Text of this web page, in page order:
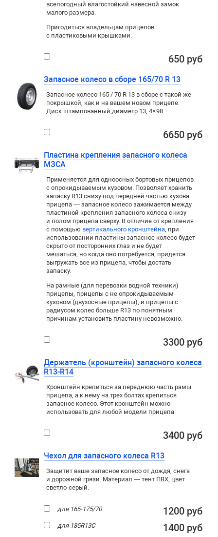
всепогодный влагостойкий навесной замок
малого размера.
Пригодиться владельцам прицепов
с пластиковыми крышками.
650 руб
Запасное колесо в сборе 165/70 R 13
Запасное колесо 165 / 70 R 13 в сборе с такой же
покрышкой,как и на вашем новом прицепе.
Диск штампованный,диаметр 13, 4×98.
6650 руб
Пластина крепления запасного колеса
МЗСА
Применяется для одноосных бортовых прицепов
с опрокидываемым кузовом. Позволяет хранить
запаску R13 снизу под передней частью кузова
прицепа — запасное колесо зажимается между
пластиной крепления запасного колеса снизу
и полом прицепа сверху. В отличие от крепления
с помощью вертикального кронштейна, при
использовании пластины запасное колесо будет
скрыто от посторонних глаз и не будет
мешаться, но когда оно потребуется, придется
выгружать все из прицепа, чтобы достать
запаску.
На рамные (для перевозки водной техники)
прицепы, прицепы с не опрокидываемым
кузовом (двухосные прицепы), и прицепы с
радиусом колес больше R13 по понятным
причинам установить пластину невозможно.
3300 руб
Держатель (кронштейн) запасного колеса
R13-R14
Кронштейн крепиться за переднюю часть рамы
прицепа, а к нему на трех болтах крепиться
запасное колесо. Этот кронштейн можно
использовать для любой модели прицепа.
3400 руб
Чехол для запасного колеса R13
Защитит ваше запасное колесо от дождя, снега
и дорожной грязи. Материал — тент ПВХ, цвет
светло-серый.
для 165-175/70 1200 руб
для 185R13C 1400 руб